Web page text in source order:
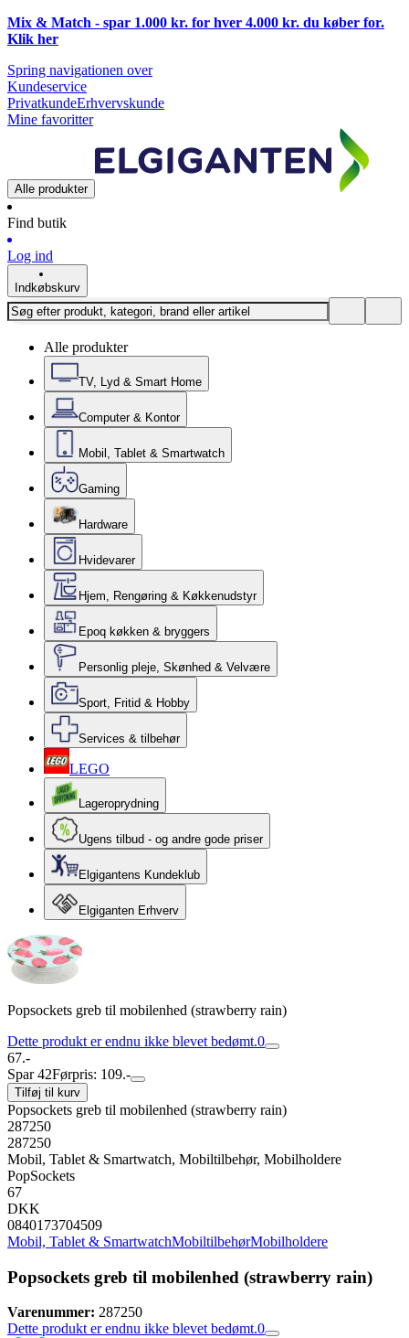
Mix & Match - spar 1.000 kr. for hver 4.000 kr. du køber for.
Klik her
Spring navigationen over
Kundeservice
PrivatkundeErhvervskunde
Mine favoritter
Alle produkter
Find butik
Log ind
Indkøbskurv
Alle produkter
TV, Lyd & Smart Home
Computer & Kontor
Mobil, Tablet & Smartwatch
Gaming
Hardware
Hvidevarer
Hjem, Rengøring & Køkkenudstyr
Epoq køkken & bryggers
Personlig pleje, Skønhed & Velvære
Sport, Fritid & Hobby
Services & tilbehør
LEGO
Lageroprydning
Ugens tilbud - og andre gode priser
Elgigantens Kundeklub
Elgiganten Erhverv
Popsockets greb til mobilenhed (strawberry rain)
Dette produkt er endnu ikke blevet bedømt.0
67.-
Spar 42Førpris: 109.-
Tilføj til kurv
Popsockets greb til mobilenhed (strawberry rain)
287250
287250
Mobil, Tablet & Smartwatch, Mobiltilbehør, Mobilholdere
PopSockets
67
DKK
0840173704509
Mobil, Tablet & SmartwatchMobiltilbehørMobilholdere
Popsockets greb til mobilenhed (strawberry rain)
Varenummer: 287250
Dette produkt er endnu ikke blevet bedømt.0